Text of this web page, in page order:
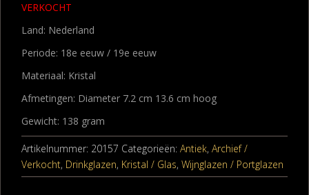
VERKOCHT
Land: Nederland
Periode: 18e eeuw / 19e eeuw
Materiaal: Kristal
Afmetingen: Diameter 7.2 cm 13.6 cm hoog
Gewicht: 138 gram
Artikelnummer: 20157 Categorieën: Antiek, Archief /
Verkocht, Drinkglazen, Kristal / Glas, Wijnglazen / Portglazen